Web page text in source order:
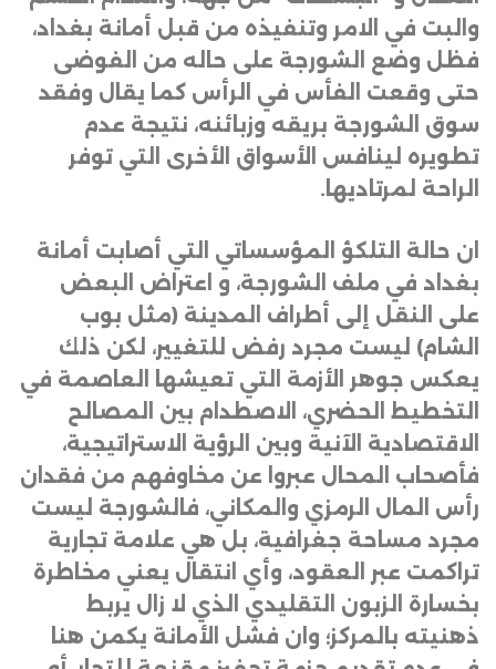
والبت في الامر وتنفيذه من قبل أمانة بغداد،
فظل وضع الشورجة على حاله من الفوضى
حتى وقعت الفأس في الرأس كما يقال وفقد
سوق الشورجة بريقه وزبائنه، نتيجة عدم
تطويره لينافس الأسواق الأخرى التي توفر
الراحة لمرتاديها .
ان حالة التلكؤ المؤسساتي التي أصابت أمانة
بغداد في ملف الشورجة، و اعتراض البعض
على النقل إلى أطراف المدينة (مثل بوب
الشام) ليست مجرد رفض للتغيير، لكن ذلك
يعكس جوهر الأزمة التي تعيشها العاصمة في
التخطيط الحضري، الاصطدام بين المصالح
الاقتصادية الآنية وبين الرؤية الاستراتيجية،
فأصحاب المحال عبروا عن مخاوفهم من فقدان
رأس المال الرمزي والمكاني، فالشورجة ليست
مجرد مساحة جغرافية، بل هي علامة تجارية
تراكمت عبر العقود، وأي انتقال يعني مخاطرة
بخسارة الزبون التقليدي الذي لا زال يربط
ذهنيته بالمركز؛ وان فشل الأمانة يكمن هنا